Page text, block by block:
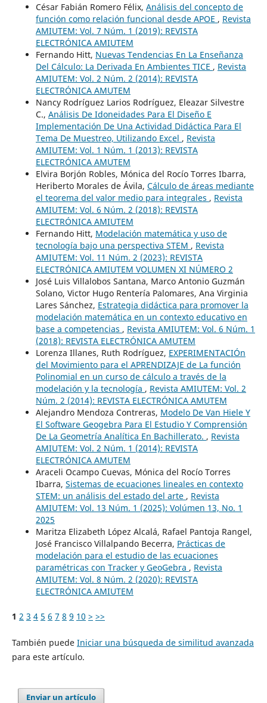
César Fabián Romero Félix, Análisis del concepto de
función como relación funcional desde APOE , Revista
AMIUTEM: Vol. 7 Núm. 1 (2019): REVISTA
ELECTRÓNICA AMIUTEM
Fernando Hitt, Nuevas Tendencias En La Enseñanza
Del Cálculo: La Derivada En Ambientes TICE , Revista
AMIUTEM: Vol. 2 Núm. 2 (2014): REVISTA
ELECTRÓNICA AMUTEM
Nancy Rodríguez Larios Rodríguez, Eleazar Silvestre
C., Análisis De Idoneidades Para El Diseño E
Implementación De Una Actividad Didáctica Para El
Tema De Muestreo, Utilizando Excel , Revista
AMIUTEM: Vol. 1 Núm. 1 (2013): REVISTA
ELECTRÓNICA AMUTEM
Elvira Borjón Robles, Mónica del Rocío Torres Ibarra,
Heriberto Morales de Ávila, Cálculo de áreas mediante
el teorema del valor medio para integrales , Revista
AMIUTEM: Vol. 6 Núm. 2 (2018): REVISTA
ELECTRÓNICA AMIUTEM
Fernando Hitt, Modelación matemática y uso de
tecnología bajo una perspectiva STEM , Revista
AMIUTEM: Vol. 11 Núm. 2 (2023): REVISTA
ELECTRÓNICA AMIUTEM VOLUMEN XI NÚMERO 2
José Luis Villalobos Santana, Marco Antonio Guzmán
Solano, Victor Hugo Rentería Palomares, Ana Virginia
Lares Sánchez, Estrategia didáctica para promover la
modelación matemática en un contexto educativo en
base a competencias , Revista AMIUTEM: Vol. 6 Núm. 1
(2018): REVISTA ELECTRÓNICA AMUTEM
Lorenza Illanes, Ruth Rodríguez, EXPERIMENTACIÓn
del Movimiento para el APRENDIZAJE de La función
Polinomial en un curso de cálculo a través de la
modelación y la tecnología , Revista AMIUTEM: Vol. 2
Núm. 2 (2014): REVISTA ELECTRÓNICA AMUTEM
Alejandro Mendoza Contreras, Modelo De Van Hiele Y
El Software Geogebra Para El Estudio Y Comprensión
De La Geometría Analítica En Bachillerato. , Revista
AMIUTEM: Vol. 2 Núm. 1 (2014): REVISTA
ELECTRÓNICA AMUTEM
Araceli Ocampo Cuevas, Mónica del Rocío Torres
Ibarra, Sistemas de ecuaciones lineales en contexto
STEM: un análisis del estado del arte , Revista
AMIUTEM: Vol. 13 Núm. 1 (2025): Volúmen 13, No. 1
2025
Maritza Elizabeth López Alcalá, Rafael Pantoja Rangel,
José Francisco Villalpando Becerra, Prácticas de
modelación para el estudio de las ecuaciones
paramétricas con Tracker y GeoGebra , Revista
AMIUTEM: Vol. 8 Núm. 2 (2020): REVISTA
ELECTRÓNICA AMIUTEM
1 2 3 4 5 6 7 8 9 10 > >>
También puede Iniciar una búsqueda de similitud avanzada
para este artículo.
Enviar un artículo